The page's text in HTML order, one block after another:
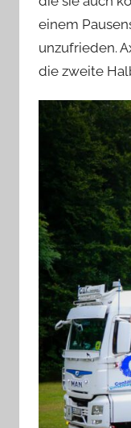
einem
unzufrieden.
die zweite